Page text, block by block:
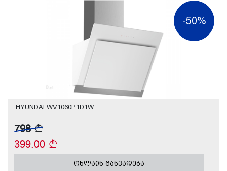
-50%
HYUNDAI WV1060P1D1W
798
399.00
ონლაინ განვადება